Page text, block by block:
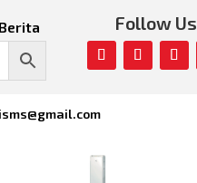
Follow Us